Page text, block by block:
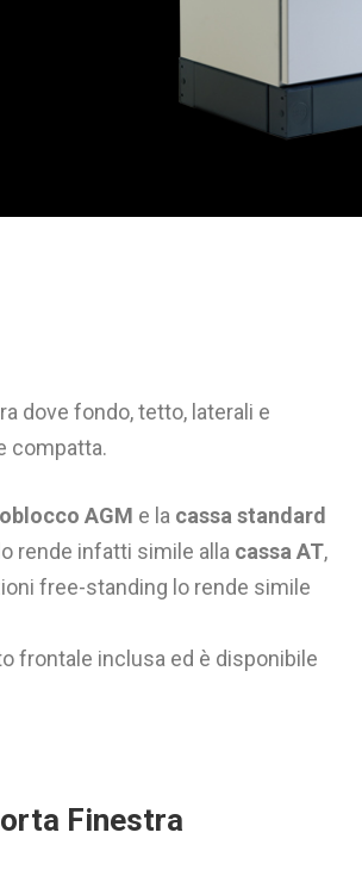
dove fondo, tetto, laterali e
compatta.
AGM e la cassa standard
rende infatti simile alla cassa AT,
free-standing lo rende simile
frontale inclusa ed è disponibile
Finestra